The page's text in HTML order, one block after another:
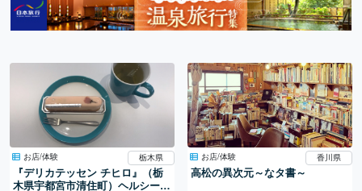
お店/体験 栃木県
『デリカテッセン チヒロ』（栃
木県宇都宮市清住町）ヘルシーな
お店/体験 香川県
高松の異次元～なタ書～